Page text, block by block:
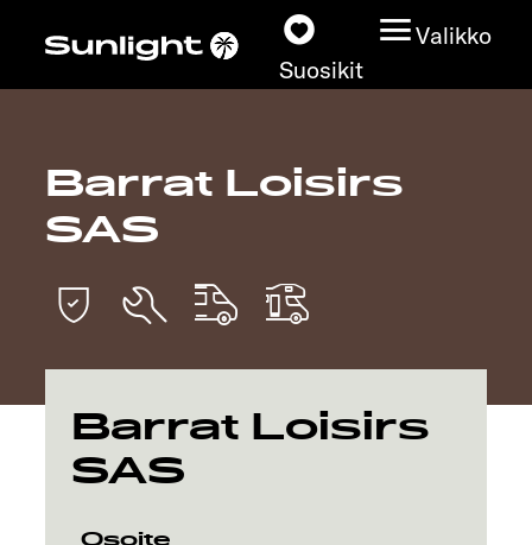
Suosikit
Valikko
Matkailuautot
Löydä oma Sunlightisi
Tutustu
Barrat Loisirs
SAS
Barrat Loisirs
SAS